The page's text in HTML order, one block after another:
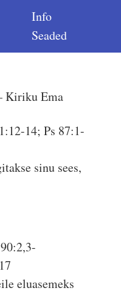
Info
Seaded
Kiriku Ema
14; Ps 87:1-
sinu sees,
eluasemeks